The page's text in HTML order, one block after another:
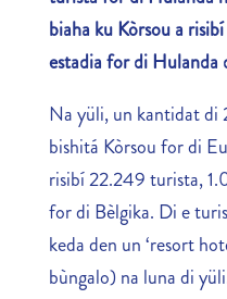
biaha ku Kòrsou a
estadia for di Hulanda
Na yüli, un kantidat di
bishitá Kòrsou for di
risibí 22.249 turista,
for di Bèlgika. Di e
keda den un ‘resort
bùngalo) na luna di